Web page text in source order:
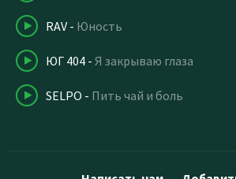
RAV - Юность
ЮГ 404 - Я закрываю глаза
SELPO - Пить чай и боль